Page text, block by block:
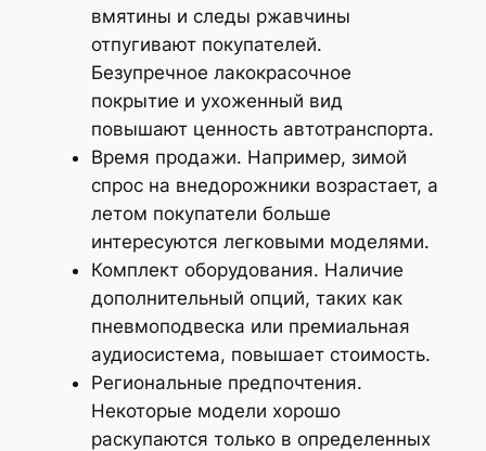
вмятины и следы ржавчины
отпугивают покупателей.
Безупречное лакокрасочное
покрытие и ухоженный вид
повышают ценность автотранспорта.
Время продажи. Например, зимой
спрос на внедорожники возрастает, а
летом покупатели больше
интересуются легковыми моделями.
Комплект оборудования. Наличие
дополнительный опций, таких как
пневмоподвеска или премиальная
аудиосистема, повышает стоимость.
Региональные предпочтения.
Некоторые модели хорошо
раскупаются только в определенных